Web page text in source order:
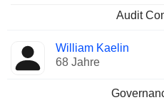
Audit
William Kaelin
68 Jahre